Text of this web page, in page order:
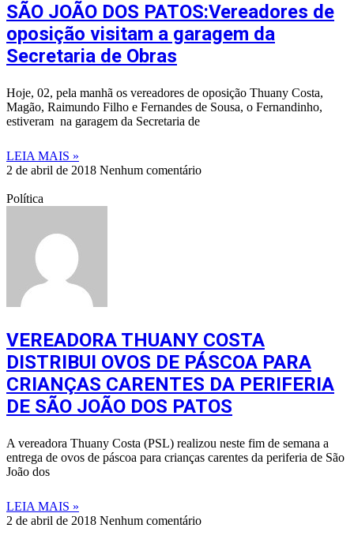
SÃO JOÃO DOS PATOS:Vereadores de
oposição visitam a garagem da
Secretaria de Obras
Hoje, 02, pela manhã os vereadores de oposição Thuany Costa,
Magão, Raimundo Filho e Fernandes de Sousa, o Fernandinho,
estiveram na garagem da Secretaria de
LEIA MAIS »
2 de abril de 2018 Nenhum comentário
Política
VEREADORA THUANY COSTA
DISTRIBUI OVOS DE PÁSCOA PARA
CRIANÇAS CARENTES DA PERIFERIA
DE SÃO JOÃO DOS PATOS
A vereadora Thuany Costa (PSL) realizou neste fim de semana a
entrega de ovos de páscoa para crianças carentes da periferia de São
João dos
LEIA MAIS »
2 de abril de 2018 Nenhum comentário